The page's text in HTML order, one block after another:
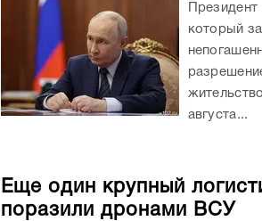
который
августа...
Еще один крупный
поразили дронами ВСУ